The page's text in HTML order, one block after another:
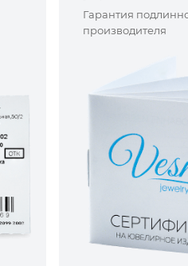
Гарантия
производителя